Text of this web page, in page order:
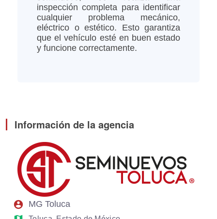
inspección completa para identificar
cualquier problema mecánico,
eléctrico o estético. Esto garantiza
que el vehículo esté en buen estado
y funcione correctamente.
Información de la agencia
account_circle MG Toluca